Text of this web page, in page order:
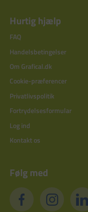
Hurtig hjælp
FAQ
Handelsbetingelser
Om Grafical.dk
Cookie-præferencer
Privatlivspolitik
Fortrydelsesformular
Log ind
Kontakt os
Følg med